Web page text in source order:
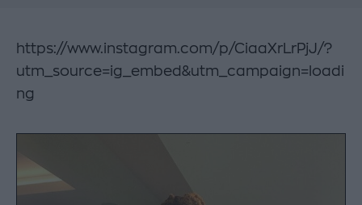
https://www.instagram.com/p/CiaaXrLrPjJ/?
utm_source=ig_embed&utm_campaign=loadi
ng